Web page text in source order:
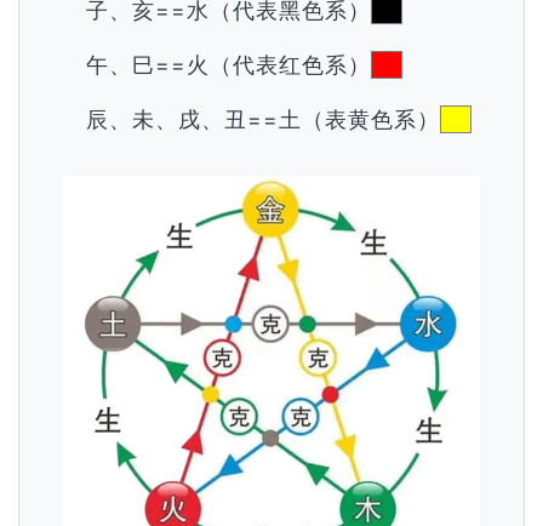
子、亥==水（代表黑色系）
午、巳==火（代表红色系）
辰、未、戌、丑==土（表黄色系）